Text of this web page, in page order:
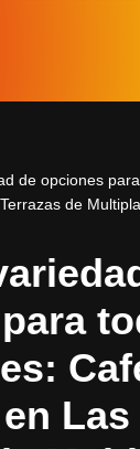
de opciones
de
Las